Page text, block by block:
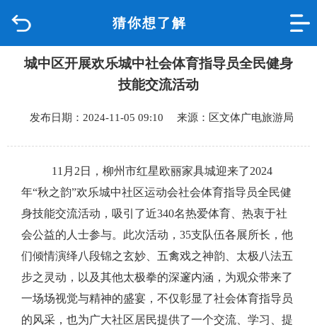
猜你想了解
品质城中
政府信息公开
互动回应
数据专题
城中区开展欢乐城中社会体育指导员全民健身
技能交流活动
发布日期：2024-11-05 09:10 来源：区文体广电旅游局
11 月 2 日，柳州市红星欧丽家具城迎来了2024
年“秋之韵”欢乐城中社区运动会社会体育指导员全民健
身技能交流活动，吸引了近340名热爱体育、 热衷于社
会公益的人士参与。 此次活动， 35支队伍各展所长， 他
们倾情演绎八段锦之玄妙、五禽戏之神韵、太极八法五
步之灵动，以及其他太极拳的深邃内涵，为观众带来了
一场场视觉与精神的盛宴， 不仅彰显了社会体育指导员
的风采， 也为广大社区居民提供了一个交流、学习、提